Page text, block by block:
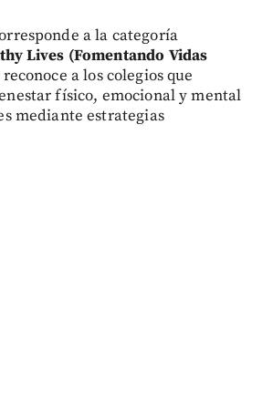
a la categoría
Lives (Fomentando Vidas
a los colegios que
físico, emocional y mental
mediante estrategias